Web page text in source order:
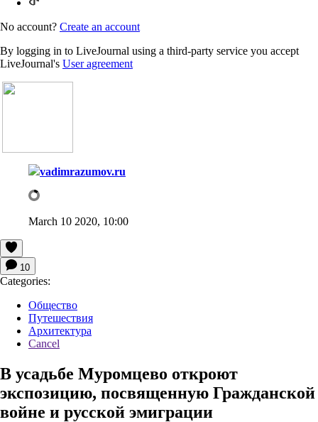
No account? Create an account
By logging in to LiveJournal using a third-party service you accept
LiveJournal's User agreement
vadimrazumov.ru
March 10 2020, 10:00
10
Categories:
Общество
Путешествия
Архитектура
Cancel
В усадьбе Муромцево откроют
экспозицию, посвященную Гражданской
войне и русской эмиграции